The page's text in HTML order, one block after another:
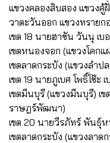
แขวงคลองสิบสอง แขวงคู้
วาตะวันออก แขวงทรายก
เขต 18 นายฮาซัน วันนุ เบ
เขตหนองจอก (แขวงโคก
เขตลาดกระบัง (แขวงลำ
เขต 19 นายภูเบศ โพธิ์โซ๊ะ
เขตมีนบุรี (แขวงมีนบุรี) เ
ราษฎร์พัฒนา)
เขต 20 นายวีรภัทร์ พันธุ์ห
เขตลาดกระบัง (แขวงลา